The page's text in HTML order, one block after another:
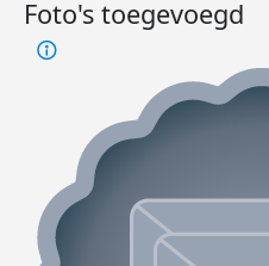
Foto's toegevoegd